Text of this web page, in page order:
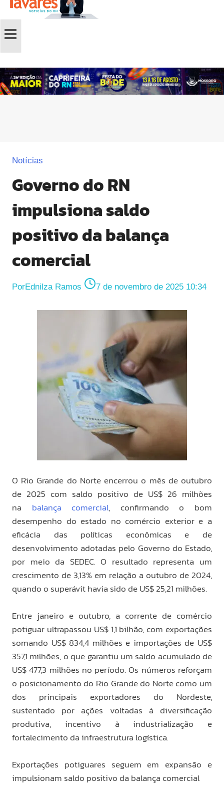
Notícias
Governo do RN
impulsiona saldo
positivo da balança
comercial
PorEdnilza Ramos 7 de novembro de 2025 10:34
O Rio Grande do Norte encerrou o mês de outubro
de 2025 com saldo positivo de US$ 26 milhões
na balança comercial, confirmando o bom
desempenho do estado no comércio exterior e a
eficácia das políticas econômicas e de
desenvolvimento adotadas pelo Governo do Estado,
por meio da SEDEC. O resultado representa um
crescimento de 3,13% em relação a outubro de 2024,
quando o superávit havia sido de US$ 25,21 milhões.
Entre janeiro e outubro, a corrente de comércio
potiguar ultrapassou US$ 1,1 bilhão, com exportações
somando US$ 834,4 milhões e importações de US$
357,1 milhões, o que garantiu um saldo acumulado de
US$ 477,3 milhões no período. Os números reforçam
o posicionamento do Rio Grande do Norte como um
dos principais exportadores do Nordeste,
sustentado por ações voltadas à diversificação
produtiva, incentivo à industrialização e
fortalecimento da infraestrutura logística.
Exportações potiguares seguem em expansão e
impulsionam saldo positivo da balança comercial